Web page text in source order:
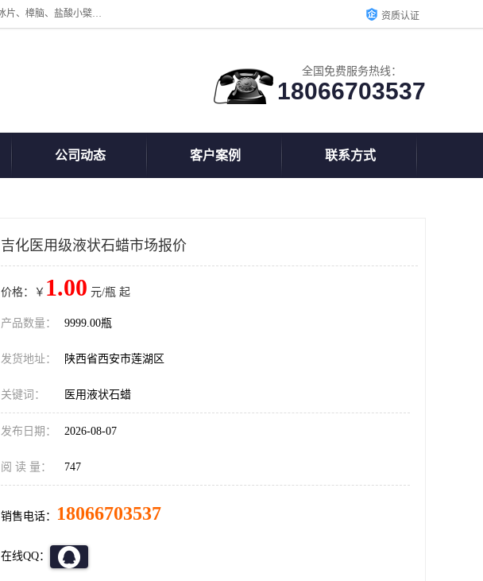
陕西盘龙翊海医药有限公司是一家民营科技型中小企业，公司核心专注医药原料药与药用辅料的批发，主营产品有人工牛黄、冰片、樟脑、盐酸小檗碱、氢氧化铝、枸橼酸喷托维林、甲硝唑、维生素B、维生素C、维生素E、克霉唑、利巴韦林、氯化铵等。 资质认证
全国免费服务热线：
18066703537
公司动态 客户案例 联系方式
吉化医用级液状石蜡市场报价
价格：￥ 1.00 元/瓶 起
产品数量： 9999.00瓶
发货地址： 陕西省西安市莲湖区
关键词： 医用液状石蜡
发布日期： 2026-08-07
阅 读 量： 747
销售电话： 18066703537
在线QQ：